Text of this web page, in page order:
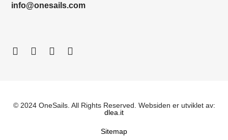
info@onesails.com
© 2024 OneSails. All Rights Reserved. Websiden er utviklet av:
dlea.it
Sitemap